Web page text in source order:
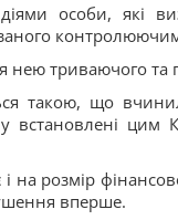
особи, які
триваючого та
такою, що
встановлені цим
розмір
вперше.